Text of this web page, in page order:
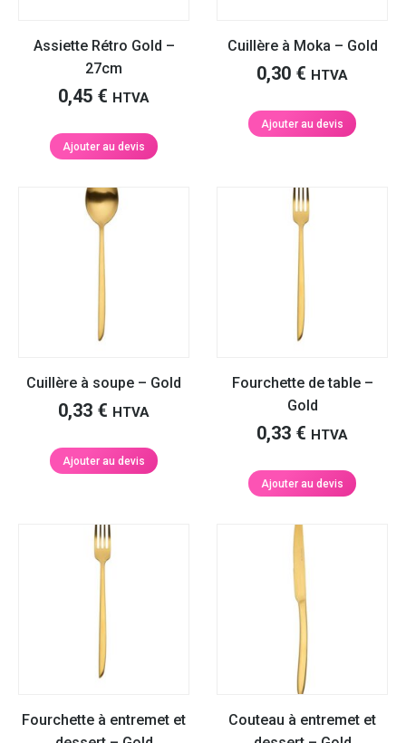
Assiette Rétro Gold –
27cm
0,45 € HTVA
Ajouter au devis
Cuillère à Moka – Gold
0,30 € HTVA
Ajouter au devis
Cuillère à soupe – Gold
0,33 € HTVA
Ajouter au devis
Fourchette de table –
Gold
0,33 € HTVA
Ajouter au devis
Fourchette à entremet et
Couteau à entremet et